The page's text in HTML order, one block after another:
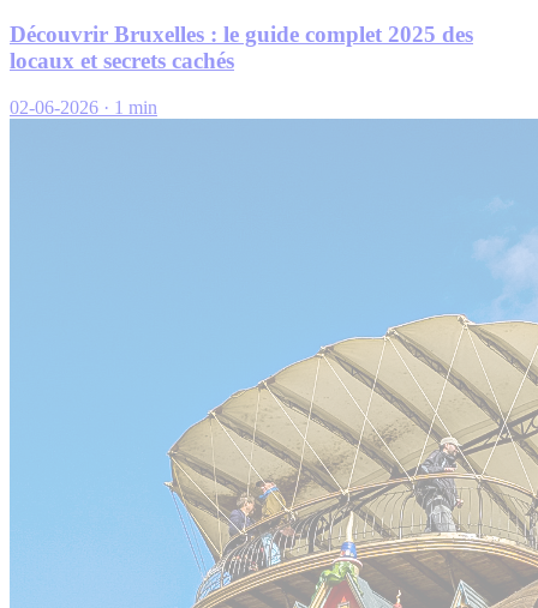
Découvrir Bruxelles : le guide complet 2025 des
locaux et secrets cachés
02-06-2026 · 1 min